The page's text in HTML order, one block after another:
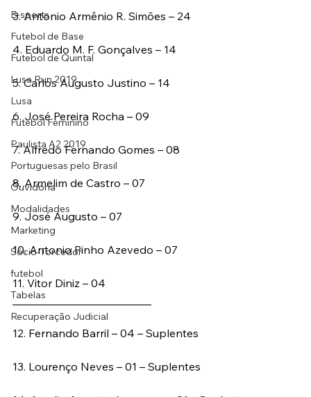
E-sports
Futebol de Base
Futebol de Quintal
Lusa Run 2019
Lusa
Futebol Feminino
Paulista A2 2019
Portuguesas pelo Brasil
Ouvidoria
Modalidades
Marketing
Sócio-Torcedor
futebol
Tabelas
Recuperação Judicial
3. Antonio Armênio R. Simões – 24
4. Eduardo M. F. Gonçalves – 14
5. Carlos Augusto Justino – 14
6. José Pereira Rocha – 09
7. Alfredo Fernando Gomes – 08
8. Armelim de Castro – 07
9. José Augusto – 07
10. Antonio Pinho Azevedo – 07
11. Vitor Diniz – 04
_________________________
12. Fernando Barril – 04 – Suplentes
13. Lourenço Neves – 01 – Suplentes